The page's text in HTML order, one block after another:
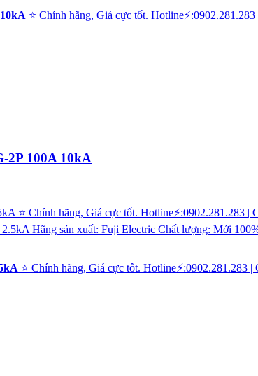
⭐ Chính hãng, Giá cực tốt.
2P 100A 10kA
⭐ Chính hãng, Giá cực tốt.